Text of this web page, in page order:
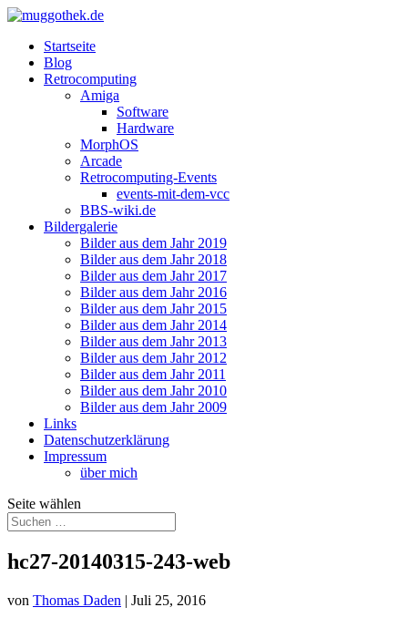
Startseite
Blog
Retrocomputing
Amiga
Software
Hardware
MorphOS
Arcade
Retrocomputing-Events
events-mit-dem-vcc
BBS-wiki.de
Bildergalerie
Bilder aus dem Jahr 2019
Bilder aus dem Jahr 2018
Bilder aus dem Jahr 2017
Bilder aus dem Jahr 2016
Bilder aus dem Jahr 2015
Bilder aus dem Jahr 2014
Bilder aus dem Jahr 2013
Bilder aus dem Jahr 2012
Bilder aus dem Jahr 2011
Bilder aus dem Jahr 2010
Bilder aus dem Jahr 2009
Links
Datenschutzerklärung
Impressum
über mich
Seite wählen
hc27-20140315-243-web
von Thomas Daden | Juli 25, 2016